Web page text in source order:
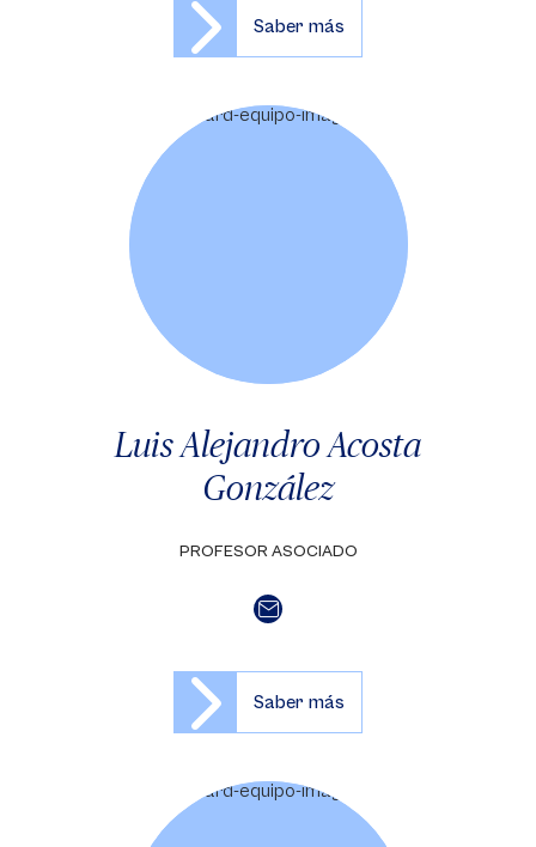
Saber más
Luis Alejandro Acosta
González
PROFESOR ASOCIADO
Saber más